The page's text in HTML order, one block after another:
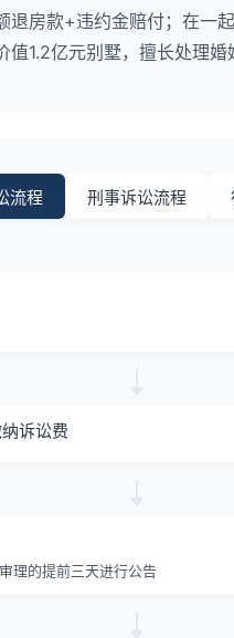
退房款+违约金赔付；在一
1.2亿元别墅，擅长处理婚
流程 刑事诉讼流程
诉讼费
理的提前三天进行公告